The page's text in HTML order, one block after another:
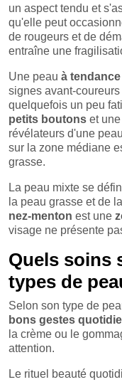
un aspect tendu et
qu'elle peut
de rougeurs et de
entraîne une
Une peau à
signes avant-
quelquefois un peu
petits boutons et
révélateurs d'une
sur la zone médiane
grasse.
La peau mixte se
la peau grasse et de
nez-menton est une
visage ne présente
Quels soins
types de
Selon son type de
bons gestes
la crème ou le
attention.
Le rituel beauté